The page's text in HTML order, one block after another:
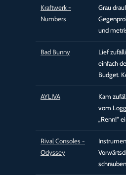
Kraftwerk -
Numbers
Grau
und
Bad Bunny
Lief
einfach
Budget.
AYLIVA
Kam
vom
„Renn!“
Rival Consoles -
Odyssey